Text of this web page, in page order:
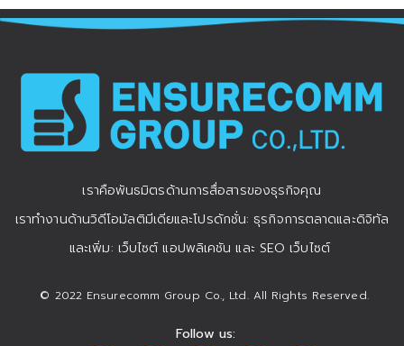
เราคือพันธมิตรด้านการสื่อสารของธุรกิจคุณ
เราทำงานด้านวิดีโอมัลติมีเดียและโปรดักชั่น: ธุรกิจการตลาดและดิจิทัล
และเพิ่ม: เว็บไซต์ แอปพลิเคชัน และ SEO เว็บไซต์
© 2022 Ensurecomm Group Co., Ltd. All Rights Reserved.
Follow us: